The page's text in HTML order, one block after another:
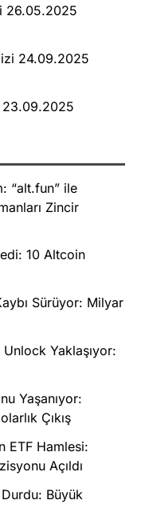
26.05.2025
24.09.2025
23.09.2025
“alt.fun” ile
Zincir
10 Altcoin
Sürüyor: Milyar
Yaklaşıyor:
Yaşanıyor:
Çıkış
ETF Hamlesi:
Açıldı
Durdu: Büyük